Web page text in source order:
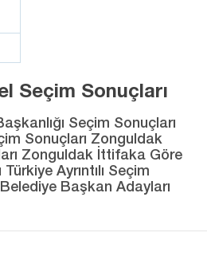
Seçim Sonuçları
Seçim Sonuçları
Sonuçları Zonguldak
Zonguldak İttifaka Göre
Ayrıntılı Seçim
Başkan Adayları